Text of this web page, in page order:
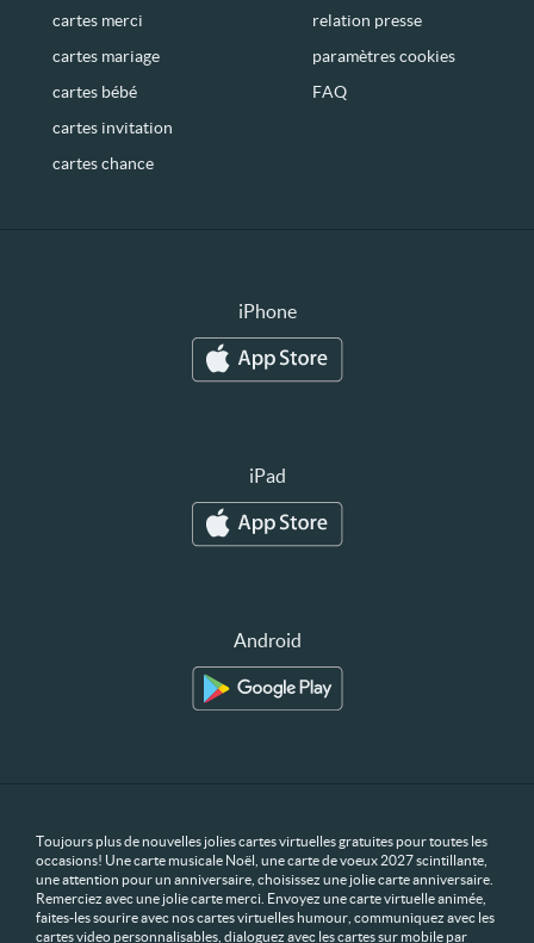
cartes merci
cartes mariage
cartes bébé
cartes invitation
cartes chance
relation presse
paramètres cookies
FAQ
iPhone
iPad
Android
Toujours plus de nouvelles jolies cartes virtuelles gratuites pour toutes les
occasions! Une carte musicale Noël, une carte de voeux 2027 scintillante,
une attention pour un anniversaire, choisissez une jolie carte anniversaire.
Remerciez avec une jolie carte merci. Envoyez une carte virtuelle animée,
faites-les sourire avec nos cartes virtuelles humour, communiquez avec les
cartes video personnalisables, dialoguez avec les cartes sur mobile par